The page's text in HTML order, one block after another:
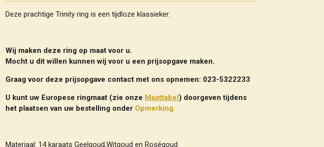
Deze prachtige Trinity ring is een tijdloze klassieker.
Wij maken deze ring op maat voor u.
Mocht u dit willen kunnen wij voor u een prijsopgave maken.
Graag voor deze prijsopgave contact met ons opnemen: 023-5322233
U kunt uw Europese ringmaat (zie onze Maattabel ) doorgeven tijdens
het plaatsen van uw bestelling onder Opmerking.
Materiaal: 14 karaats Geelgoud,Witgoud en Roségoud